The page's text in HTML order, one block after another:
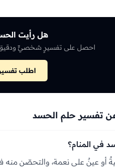
هل رأيت
احصل على تفسيرٍ شخصيٍّ ودقيق
اطلب
تفسير حلم الحسد
في المنام؟
أو عينٌ على نعمة، والتحصّن منه